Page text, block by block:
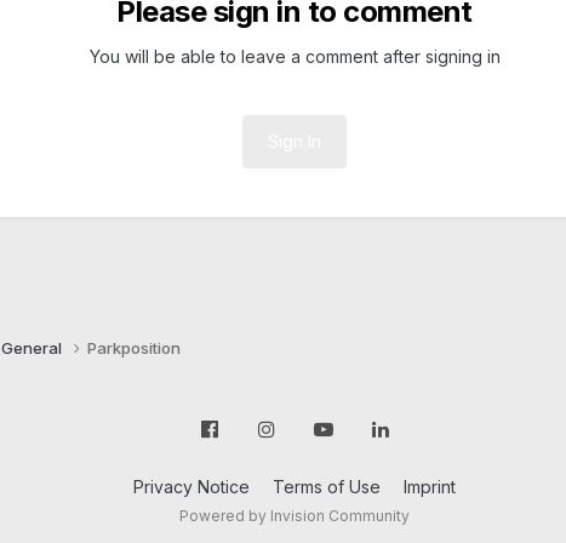
Please sign in to comment
You will be able to leave a comment after signing in
General Parkposition
Privacy Notice Terms of Use Imprint
Powered by Invision Community